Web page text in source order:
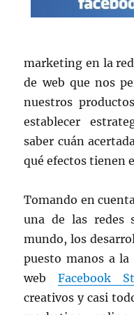
marketing en la
de web que nos
nuestros
establecer
saber cuán
qué efectos tienen
Tomando en
una de las redes
mundo, los
puesto manos a
webFacebook
creativos y casi